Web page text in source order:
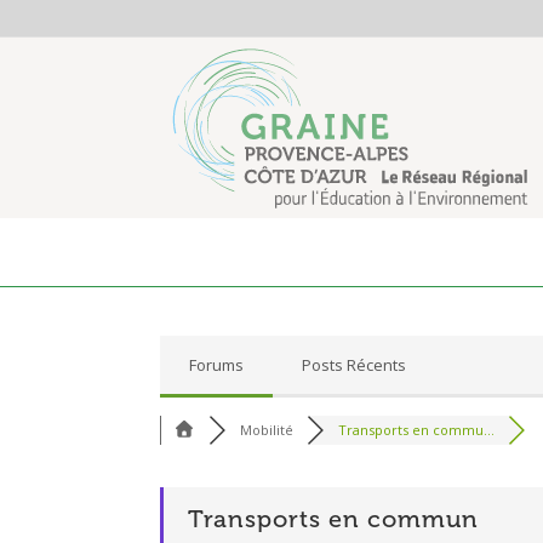
Forums Posts Récents
Mobilité Transports en commu...
Transports en commun